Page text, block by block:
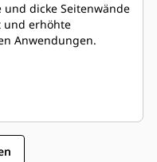
dicke Seitenwände
und erhöhte
Anwendungen.